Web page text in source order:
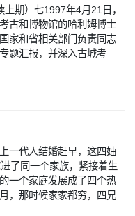
期）七1997年4月21日，
古和博物馆的哈利姆博士
家和省相关部门负责同志
题汇报，并深入古城考
一代人结婚赶早，这四妯
了同一个家族，紧接着生
一个家庭发展成了四个热
，那时候家家都穷，四兄